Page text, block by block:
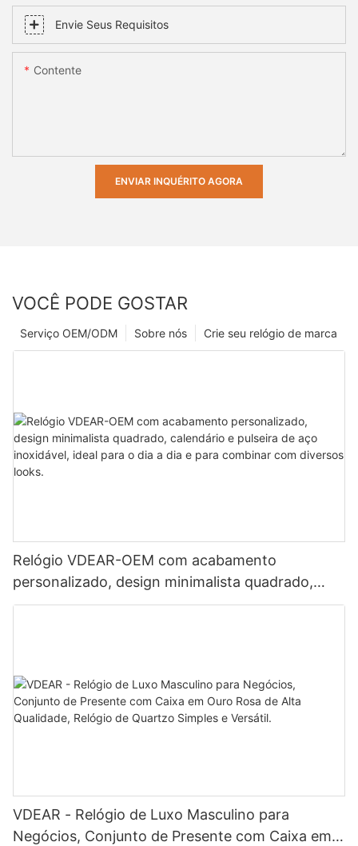
Envie Seus Requisitos
Contente
ENVIAR INQUÉRITO AGORA
VOCÊ PODE GOSTAR
Crie seu relógio de marca
Sobre nós
Serviço OEM/ODM
Relógio VDEAR-OEM com acabamento
personalizado, design minimalista quadrado,
calendário e pulseira de aço inoxidável, ideal
VDEAR - Relógio de Luxo Masculino para
Negócios, Conjunto de Presente com Caixa em